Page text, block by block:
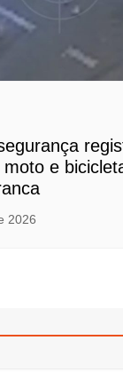
e
2026